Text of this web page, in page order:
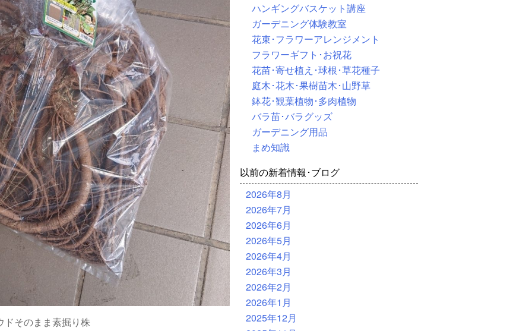
ドそのまま素掘り株
ハンギングバスケット講座
ガーデニング体験教室
花束･フラワーアレンジメント
フラワーギフト･お祝花
花苗･寄せ植え･球根･草花種子
庭木･花木･果樹苗木･山野草
鉢花･観葉植物･多肉植物
バラ苗･バラグッズ
ガーデニング用品
まめ知識
以前の新着情報･ブログ
2026年8月
2026年7月
2026年6月
2026年5月
2026年4月
2026年3月
2026年2月
2026年1月
2025年12月